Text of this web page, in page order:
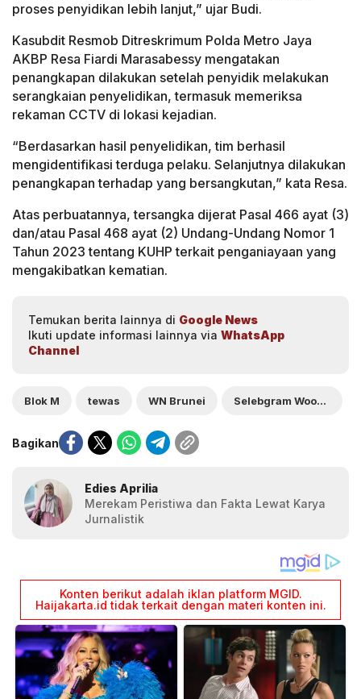
proses penyidikan lebih lanjut,” ujar Budi.
Kasubdit Resmob Ditreskrimum Polda Metro Jaya
AKBP Resa Fiardi Marasabessy mengatakan
penangkapan dilakukan setelah penyidik melakukan
serangkaian penyelidikan, termasuk memeriksa
rekaman CCTV di lokasi kejadian.
“Berdasarkan hasil penyelidikan, tim berhasil
mengidentifikasi terduga pelaku. Selanjutnya dilakukan
penangkapan terhadap yang bersangkutan,” kata Resa.
Atas perbuatannya, tersangka dijerat Pasal 466 ayat (3)
dan/atau Pasal 468 ayat (2) Undang-Undang Nomor 1
Tahun 2023 tentang KUHP terkait penganiayaan yang
mengakibatkan kematian.
Temukan berita lainnya di Google News
Ikuti update informasi lainnya via WhatsApp
Channel
Blok M tewas WN Brunei Selebgram Woodyrman
Bagikan
Edies Aprilia
Merekam Peristiwa dan Fakta Lewat Karya
Jurnalistik